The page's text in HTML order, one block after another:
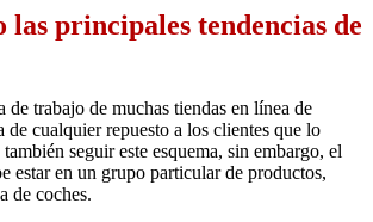
las principales tendencias de
de trabajo de muchas tiendas en línea de
de cualquier repuesto a los clientes que lo
seguir este esquema, sin embargo, el
estar en un grupo particular de productos,
de coches.